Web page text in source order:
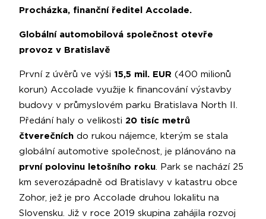
Procházka, finanční ředitel Accolade.
Globální automobilová společnost otevře
provoz v Bratislavě
První z úvěrů ve výši 15,5 mil. EUR (400 milionů
korun) Accolade využije k financování výstavby
budovy v průmyslovém parku Bratislava North II.
Předání haly o velikosti 20 tisíc metrů
čtverečních do rukou nájemce, kterým se stala
globální automotive společnost, je plánováno na
první polovinu letošního roku . Park se nachází 25
km severozápadně od Bratislavy v katastru obce
Zohor, jež je pro Accolade druhou lokalitu na
Slovensku. Již v roce 2019 skupina zahájila rozvoj